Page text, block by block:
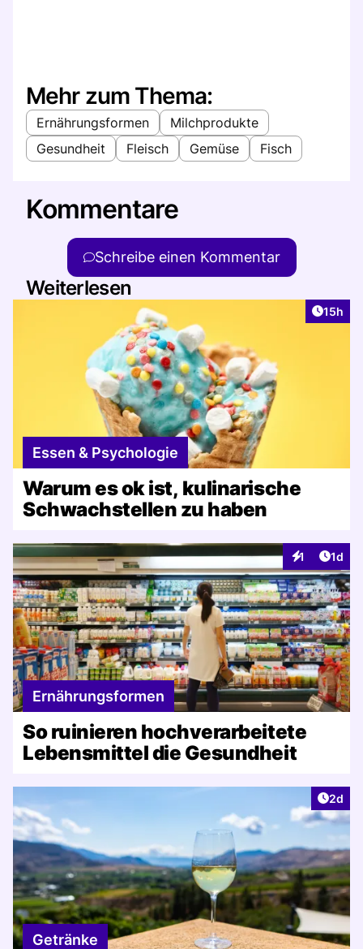
Mehr zum Thema:
Ernährungsformen
Milchprodukte
Gesundheit
Fleisch Gemüse Fisch
Kommentare
Schreibe einen Kommentar
Weiterlesen
Artikel
15h
Essen & Psychologie
Warum es ok ist, kulinarische
Schwachstellen zu haben
1
Interaktionen
1d
Ernährungsformen
So ruinieren hochverarbeitete
Lebensmittel die Gesundheit
2d
Getränke